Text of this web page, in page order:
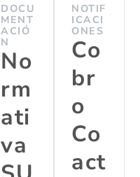
DOCU
MENT
ACIÓ
N
No
rm
ati
va
NOTIF
ICACI
ONES
Co
br
o
Co
act